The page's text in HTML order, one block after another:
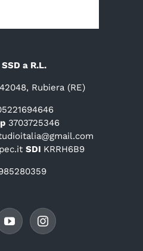
a R.L.
Rubiera (RE)
3703725346
SDI KRRH6B9